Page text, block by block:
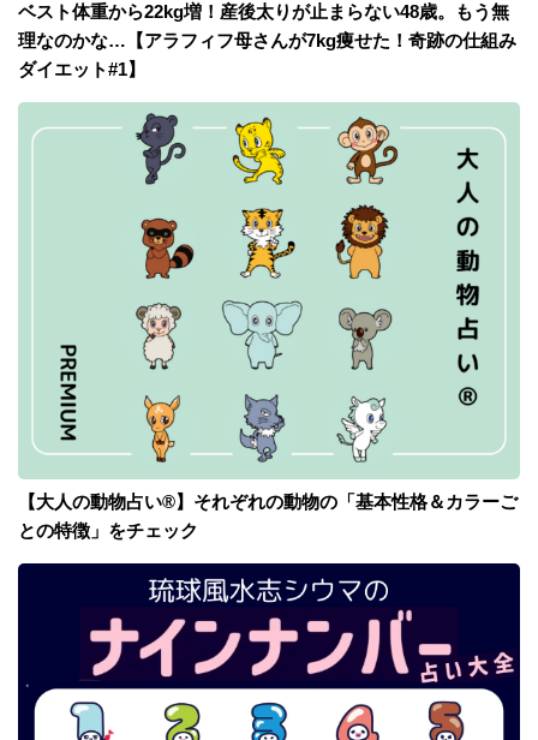
ベスト体重から22kg増！産後太りが止まらない48歳。もう無
理なのかな…【アラフィフ母さんが7kg痩せた！奇跡の仕組み
ダイエット#1】
【大人の動物占い®】それぞれの動物の「基本性格＆カラーご
との特徴」をチェック